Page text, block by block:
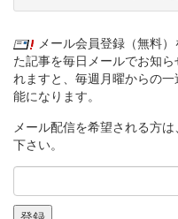
メール会員登録（無料
た記事を毎日メールでお知
れますと、毎週月曜からの
能になります。
メール配信を希望される方
下さい。